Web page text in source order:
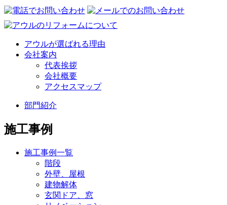
アウルが選ばれる理由
会社案内
代表挨拶
会社概要
アクセスマップ
部門紹介
施工事例
施工事例一覧
階段
外壁、屋根
建物解体
玄関ドア、窓